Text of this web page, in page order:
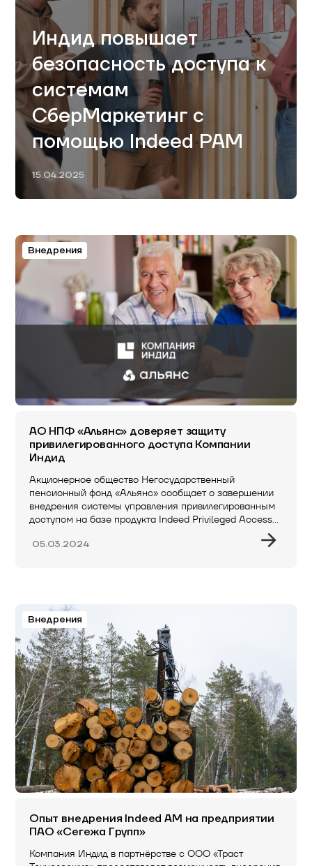
Индид повышает
безопасность доступа к
системам
СберМаркетинг с
помощью Indeed PAM
15.04.2025
Внедрения
АО НПФ «Альянс» доверяет защиту
привилегированного доступа Компании
Индид
Акционерное общество Негосударственный
пенсионный фонд «Альянс» сообщает о завершении
внедрения системы управления привилегированным
доступом на базе продукта Indeed Privileged Access…
05.03.2024
Внедрения
Опыт внедрения Indeed AM на предприятии
ПАО «Сегежа Групп»
Компания Индид в партнёрстве с ООО «Траст